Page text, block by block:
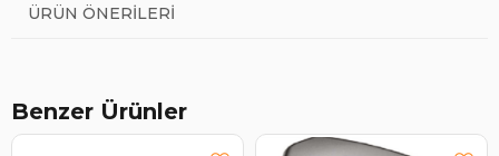
ÜRÜN ÖNERILERI
Benzer Ürünler